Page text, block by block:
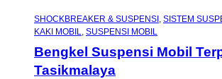
SHOCKBREAKER & SUSPENSI , SISTEM
KAKI MOBIL, SUSPENSI MOBIL
Bengkel Suspensi Mobil
Tasikmalaya